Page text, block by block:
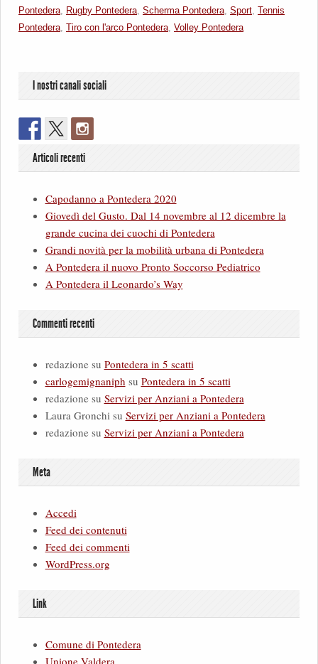
Pontedera, Rugby Pontedera, Scherma Pontedera, Sport, Tennis
Pontedera, Tiro con l'arco Pontedera, Volley Pontedera
I nostri canali sociali
Articoli recenti
Capodanno a Pontedera 2020
Giovedì del Gusto. Dal 14 novembre al 12 dicembre la
grande cucina dei cuochi di Pontedera
Grandi novità per la mobilità urbana di Pontedera
A Pontedera il nuovo Pronto Soccorso Pediatrico
A Pontedera il Leonardo’s Way
Commenti recenti
redazionesu Pontedera in 5 scatti
carlogemignaniph su Pontedera in 5 scatti
redazionesu Servizi per Anziani a Pontedera
Laura Gronchisu Servizi per Anziani a Pontedera
redazionesu Servizi per Anziani a Pontedera
Meta
Accedi
Feed dei contenuti
Feed dei commenti
WordPress.org
Link
Comune di Pontedera